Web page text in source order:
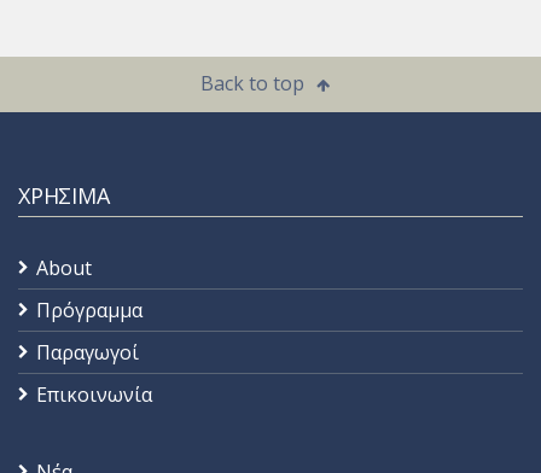
Back to top
ΧΡΗΣΙΜΑ
About
Πρόγραμμα
Παραγωγοί
Επικοινωνία